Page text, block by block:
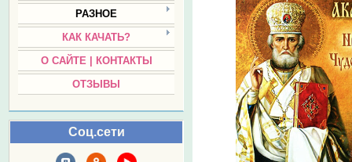
РАЗНОЕ
КАК КАЧАТЬ?
О САЙТЕ | КОНТАКТЫ
ОТЗЫВЫ
Соц.сети